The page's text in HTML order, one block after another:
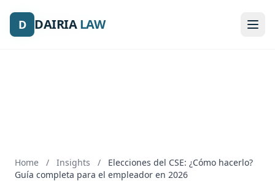
D DAIRIALAW
D DAIRIALAW
Home / Insights /
Elecciones del CSE: ¿Cómo hacerlo?
Guía completa para el empleador en 2026